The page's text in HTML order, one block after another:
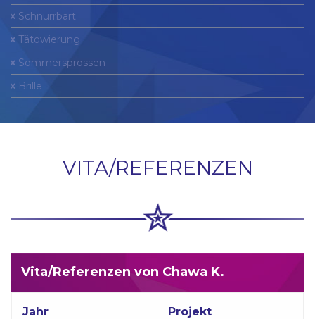
Schnurrbart
Tätowierung
Sommersprossen
Brille
VITA/REFERENZEN
Vita/Referenzen von Chawa K.
Jahr
Projekt